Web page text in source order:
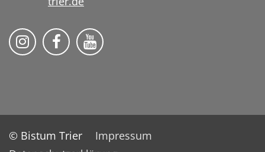
Bistum Trier auf Instragram
Die Pfarrei auf Facebook
Die Pfarrei auf YouTube
© Bistum Trier
Impressum